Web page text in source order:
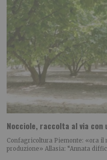
Nocciole, raccolta al via
Confagricoltura Piemonte: «ora il
produzione» Allasia: “Annata